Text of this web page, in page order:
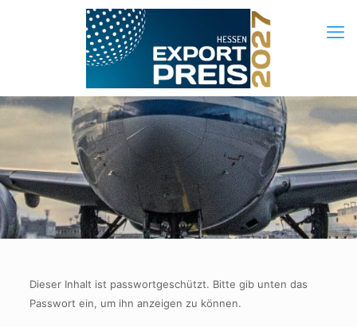
Dieser Inhalt ist passwortgeschützt. Bitte gib unten das
Passwort ein, um ihn anzeigen zu können.